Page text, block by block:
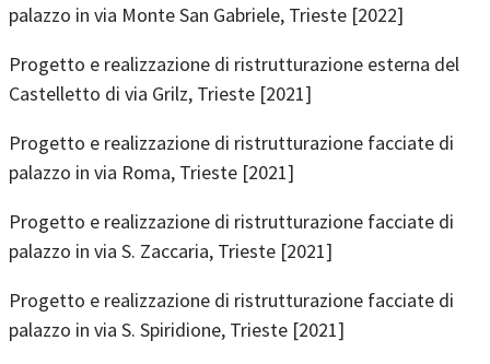
palazzo in via Monte San Gabriele, Trieste [2022]
Progetto e realizzazione di ristrutturazione esterna del
Castelletto di via Grilz, Trieste [2021]
Progetto e realizzazione di ristrutturazione facciate di
palazzo in via Roma, Trieste [2021]
Progetto e realizzazione di ristrutturazione facciate di
palazzo in via S. Zaccaria, Trieste [2021]
Progetto e realizzazione di ristrutturazione facciate di
palazzo in via S. Spiridione, Trieste [2021]